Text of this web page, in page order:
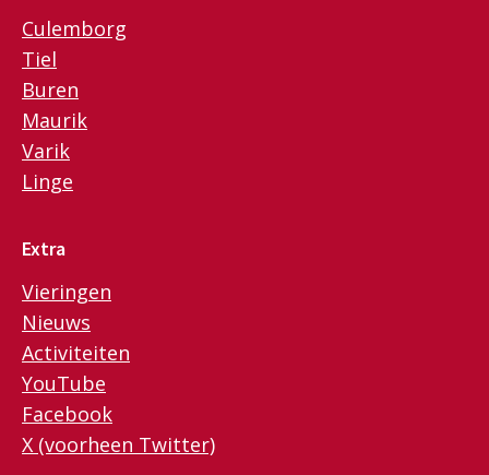
Culemborg
Tiel
Buren
Maurik
Varik
Linge
Extra
Vieringen
Nieuws
Activiteiten
YouTube
Facebook
X (voorheen Twitter)